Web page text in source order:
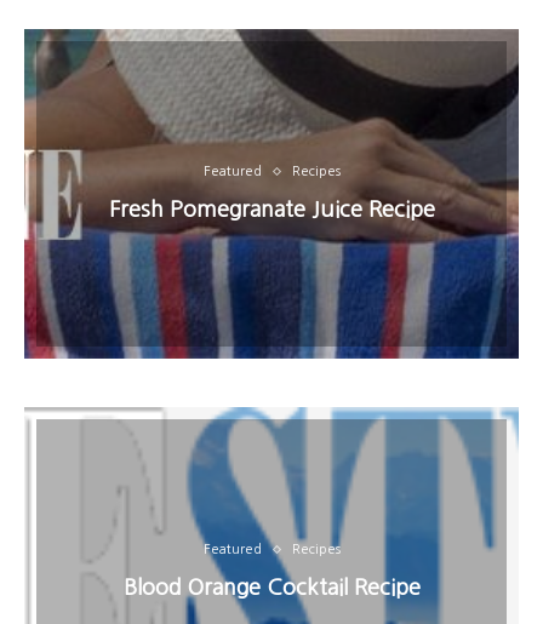
Featured Recipes
Fresh Pomegranate Juice Recipe
Featured Recipes
Blood Orange Cocktail Recipe